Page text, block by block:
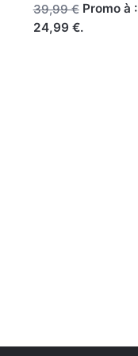
39,99 €Promo à :
24,99 €.